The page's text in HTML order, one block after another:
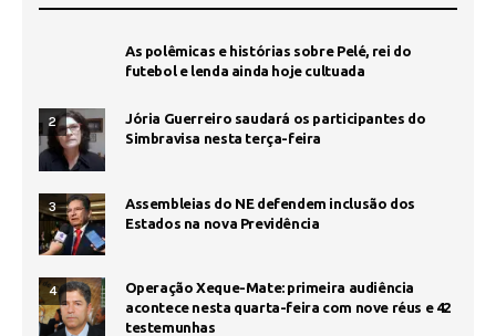
As polêmicas e histórias sobre Pelé, rei do
futebol e lenda ainda hoje cultuada
2
Jória Guerreiro saudará os participantes do
Simbravisa nesta terça-feira
3
Assembleias do NE defendem inclusão dos
Estados na nova Previdência
4
Operação Xeque-Mate: primeira audiência
acontece nesta quarta-feira com nove réus e 42
testemunhas